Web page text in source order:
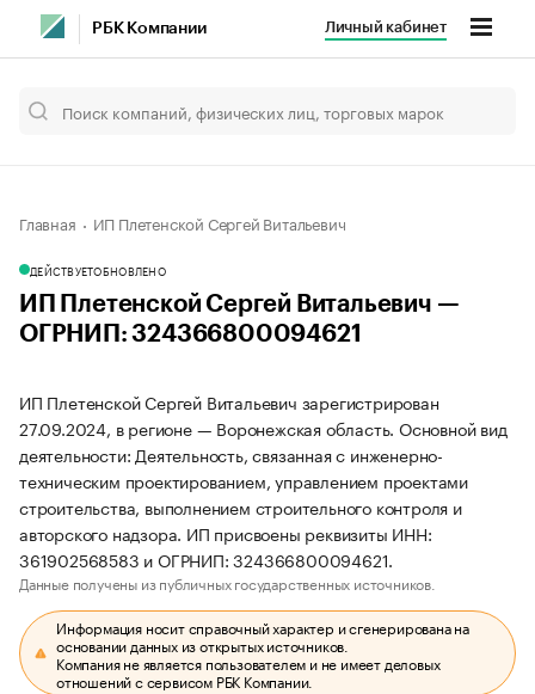
РБК Компании Личный кабинет
Главная ИП Плетенской Сергей Витальевич
ДЕЙСТВУЕТОБНОВЛЕНО
ИП Плетенской Сергей Витальевич —
ОГРНИП: 324366800094621
ИП Плетенской Сергей Витальевич зарегистрирован
27.09.2024, в регионе — Воронежская область. Основной вид
деятельности: Деятельность, связанная с инженерно-
техническим проектированием, управлением проектами
строительства, выполнением строительного контроля и
авторского надзора. ИП присвоены реквизиты ИНН:
361902568583 и ОГРНИП: 324366800094621.
Данные получены из публичных государственных источников.
Информация носит справочный характер и сгенерирована на
основании данных из открытых источников.
Компания не является пользователем и не имеет деловых
отношений с сервисом РБК Компании.